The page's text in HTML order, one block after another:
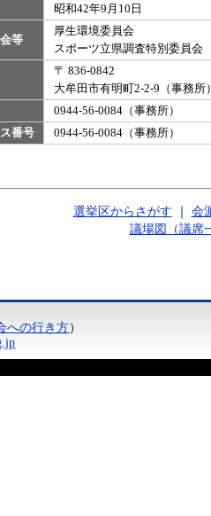
昭和42年9月10日
等
厚生環境委員会
​スポーツ立県調査特別委員会
〒 836-0842
大牟田市有明町2-2-9（事務所）
0944-56-0084（事務所）
番号
0944-56-0084（事務所）
選挙区からさがす ｜ 会
議場図（議席
への行き方）